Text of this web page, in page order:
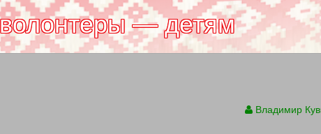
— детям
Владимир